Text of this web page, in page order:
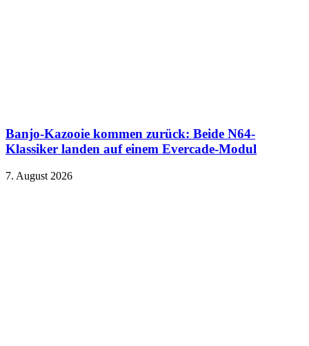
Banjo-Kazooie kommen zurück: Beide N64-
Klassiker landen auf einem Evercade-Modul
7. August 2026